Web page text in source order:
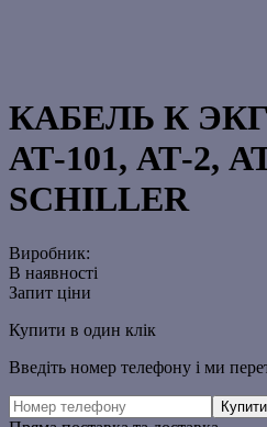
КАБЕЛЬ К ЭКГ
АТ-101, АТ-2,
SCHILLER
Виробник:
В наявності
Запит ціни
Купити в один клік
Введіть номер телефону і ми